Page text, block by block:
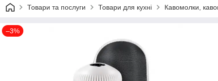
Товари та послуги Товари для кухні Кавомолки,
–3%